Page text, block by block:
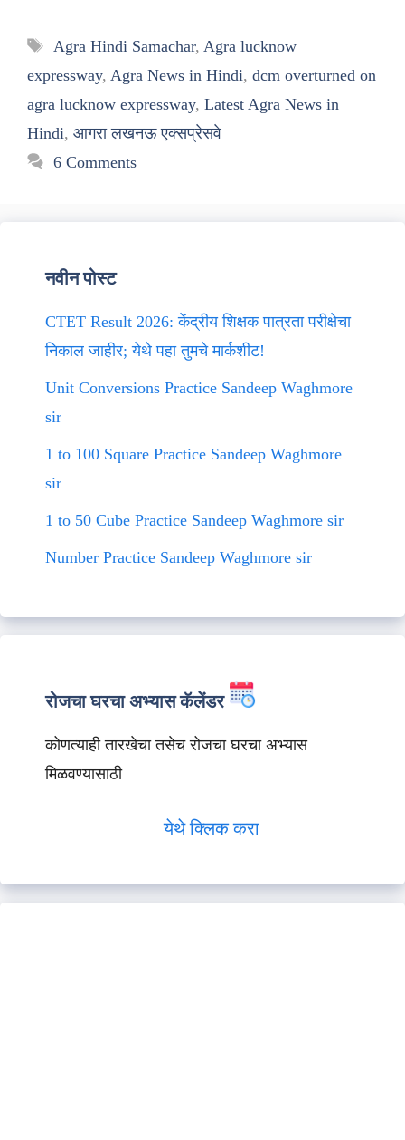
Tags
Agra Hindi Samachar, Agra lucknow
expressway, Agra News in Hindi, dcm overturned on
agra lucknow expressway, Latest Agra News in
Hindi, आगरा लखनऊ एक्सप्रेसवे
6 Comments
नवीन पोस्ट
CTET Result 2026: केंद्रीय शिक्षक पात्रता परीक्षेचा
निकाल जाहीर; येथे पहा तुमचे मार्कशीट!
Unit Conversions Practice Sandeep Waghmore
sir
1 to 100 Square Practice Sandeep Waghmore
sir
1 to 50 Cube Practice Sandeep Waghmore sir
Number Practice Sandeep Waghmore sir
रोजचा घरचा अभ्यास कॅलेंडर
कोणत्याही तारखेचा तसेच रोजचा घरचा अभ्यास
मिळवण्यासाठी
येथे क्लिक करा